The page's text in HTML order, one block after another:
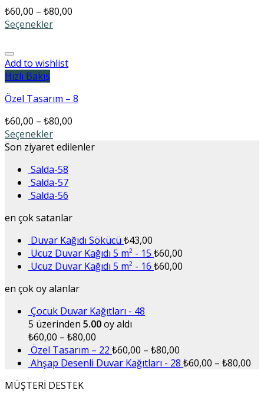
₺60,00 – ₺80,00
Seçenekler
Add to wishlist
Hızlı Bakış
Özel Tasarım – 8
₺60,00 – ₺80,00
Seçenekler
Son ziyaret edilenler
Salda-58
Salda-57
Salda-56
en çok satanlar
Duvar Kağıdı Sökücü ₺43,00
Ucuz Duvar Kağıdı 5 m² - 15 ₺60,00
Ucuz Duvar Kağıdı 5 m² - 16 ₺60,00
en çok oy alanlar
Çocuk Duvar Kağıtları - 48
5 üzerinden 5.00oy aldı
₺60,00 – ₺80,00
Özel Tasarım – 22 ₺60,00 – ₺80,00
Ahşap Desenli Duvar Kağıtları - 28 ₺60,00 – ₺80,00
MÜŞTERİ DESTEK